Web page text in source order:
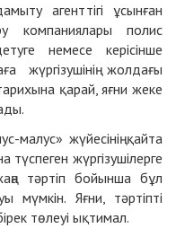
агенттігі ұсынған
компаниялары полис
немесе керісінше
жүргізушінің жолдағы
қарай, яғни жеке
малус» жүйесінің қайта
түспеген жүргізушілерге
тәртіп бойынша бұл
мүмкін. Яғни, тәртіпті
төлеуі ықтимал.